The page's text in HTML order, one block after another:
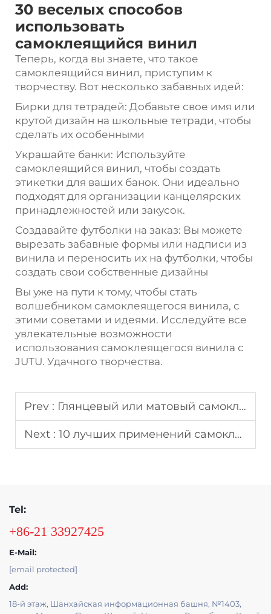
30 веселых способов
использовать
самоклеящийся винил
Теперь, когда вы знаете, что такое
самоклеящийся винил, приступим к
творчеству. Вот несколько забавных идей:
Бирки для тетрадей: Добавьте свое имя или
крутой дизайн на школьные тетради, чтобы
сделать их особенными
Украшайте банки: Используйте
самоклеящийся винил, чтобы создать
этикетки для ваших банок. Они идеально
подходят для организации канцелярских
принадлежностей или закусок.
Создавайте футболки на заказ: Вы можете
вырезать забавные формы или надписи из
винила и переносить их на футболки, чтобы
создать свои собственные дизайны
Вы уже на пути к тому, чтобы стать
волшебником самоклеящегося винила, с
этими советами и идеями. Исследуйте все
увлекательные возможности
использования самоклеящегося винила с
JUTU. Удачного творчества.
Prev : Глянцевый или матовый самоклеящийся винил: Какой выбрать?
Next : 10 лучших применений самоклеящегося винила в домашнем и деловом использовании
Tel:
+86-21 33927425
E-Mail:
[email protected]
Add:
18-й этаж, Шанхайская информационная башня, №1403,